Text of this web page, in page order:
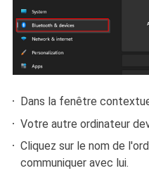
Dans la fenêtre
Votre autre ordinateur
Cliquez sur le nom de
communiquer avec lui.